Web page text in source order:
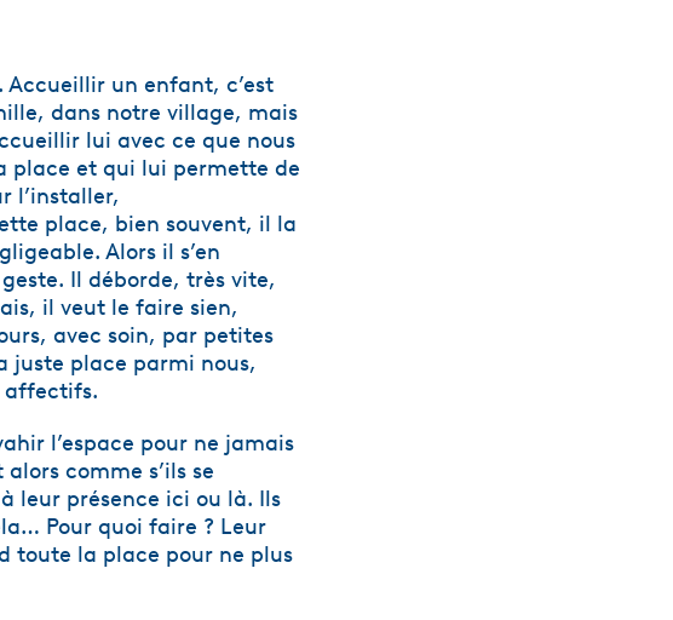
Accueillir un enfant, c’est
dans notre village, mais
lui avec ce que nous
place et qui lui permette de
l’installer,
place, bien souvent, il la
Alors il s’en
Il déborde, très vite,
il veut le faire sien,
avec soin, par petites
juste place parmi nous,
affectifs.
l’espace pour ne jamais
comme s’ils se
leur présence ici ou là. Ils
Pour quoi faire ? Leur
toute la place pour ne plus